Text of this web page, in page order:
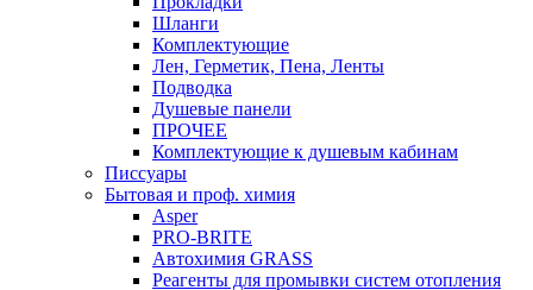
Шланги
Комплектующие
Лен, Герметик, Пена, Ленты
Подводка
Душевые панели
ПРОЧЕЕ
Комплектующие к душевым кабинам
Писсуары
Бытовая и проф. химия
Asper
PRO-BRITE
Автохимия GRASS
Реагенты для промывки систем отопления